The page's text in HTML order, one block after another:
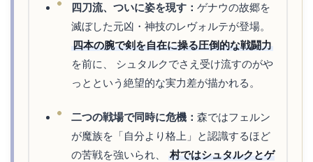
四刀流、ついに姿を現す： ゲナウの故郷を
滅ぼした元凶・神技のレヴォルテが登場。
四本の腕で剣を自在に操る圧倒的な戦闘力
を前に、 シュタルクでさえ受け流すのがや
っとという絶望的な実力差が描かれる。
二つの戦場で同時に危機： 森ではフェルン
が魔族を「自分より格上」と認識するほど
の苦戦を強いられ、
村ではシュタルクとゲ